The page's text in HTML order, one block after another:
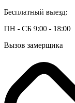
Бесплатный выезд:
ПН - СБ 9:00 - 18:00
Вызов замерщика